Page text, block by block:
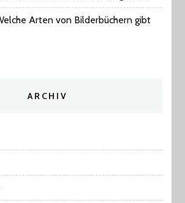
Arten von Bilderbüchern gibt
ARCHIV